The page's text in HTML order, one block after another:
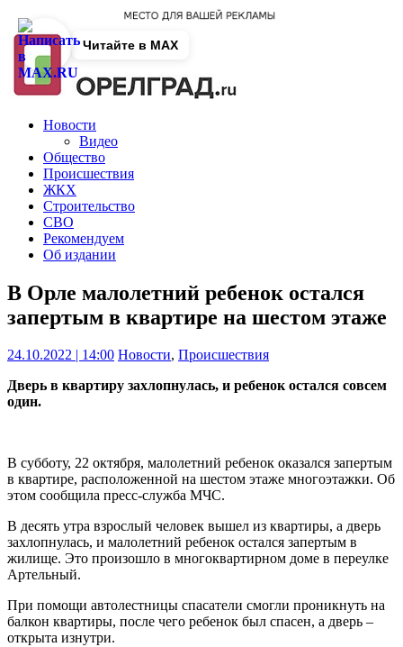
Новости
Видео
Общество
Происшествия
ЖКХ
Строительство
СВО
Рекомендуем
Об издании
В Орле малолетний ребенок остался
запертым в квартире на шестом этаже
24.10.2022 | 14:00 Новости, Происшествия
Дверь в квартиру захлопнулась, и ребенок остался совсем
один.
В субботу, 22 октября, малолетний ребенок оказался запертым
в квартире, расположенной на шестом этаже многоэтажки. Об
этом сообщила пресс-служба МЧС.
В десять утра взрослый человек вышел из квартиры, а дверь
захлопнулась, и малолетний ребенок остался запертым в
жилище. Это произошло в многоквартирном доме в переулке
Артельный.
При помощи автолестницы спасатели смогли проникнуть на
балкон квартиры, после чего ребенок был спасен, а дверь –
открыта изнутри.
Читайте в MAX